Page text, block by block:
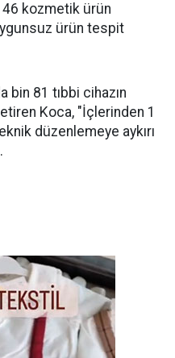
kozmetik ürün
ürün tespit
bin 81 tıbbi cihazın
Koca, "İçlerinden 1
düzenlemeye aykırı